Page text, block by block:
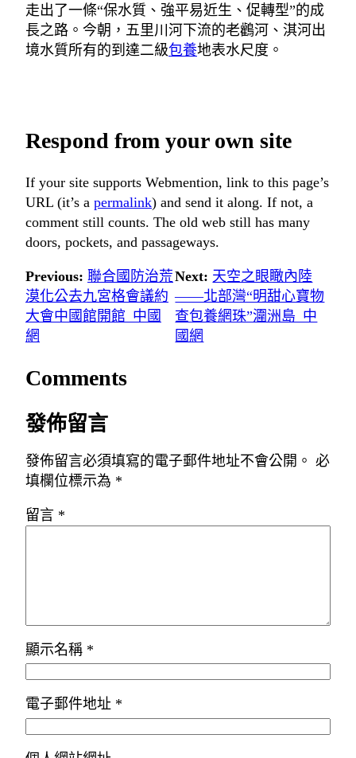
走出了一條“保水質、強平易近生、促轉型”的成
長之路。今朝，五里川河下流的老鸛河、淇河出
境水質所有的到達二級包養地表水尺度。
Respond from your own site
If your site supports Webmention, link to this page’s
URL (it’s a permalink) and send it along. If not, a
comment still counts. The old web still has many
doors, pockets, and passageways.
Previous: 聯合國防治荒
漠化公去九宮格會議約
大會中國館開館_中國
網
Next: 天空之眼瞰內陸
——北部灣“明甜心寶物
查包養網珠”潿洲島_中
國網
Comments
發佈留言
發佈留言必須填寫的電子郵件地址不會公開。 必
填欄位標示為 *
留言 *
顯示名稱 *
電子郵件地址 *